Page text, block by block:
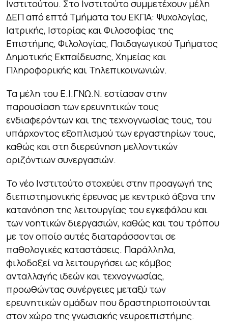
Ινστιτούτου. Στο Ινστιτούτο συμμετέχουν μέλη
ΔΕΠ από επτά Τμήματα του ΕΚΠΑ: Ψυχολογίας,
Ιατρικής, Ιστορίας και Φιλοσοφίας της
Επιστήμης, Φιλολογίας, Παιδαγωγικού Τμήματος
Δημοτικής Εκπαίδευσης, Χημείας και
Πληροφορικής και Τηλεπικοινωνιών.
Τα μέλη του Ε.Ι.ΓΝΩ.Ν. εστίασαν στην
παρουσίαση των ερευνητικών τους
ενδιαφερόντων και της τεχνογνωσίας τους, του
υπάρχοντος εξοπλισμού των εργαστηρίων τους,
καθώς και στη διερεύνηση μελλοντικών
οριζόντιων συνεργασιών.
Το νέο Ινστιτούτο στοχεύει στην προαγωγή της
διεπιστημονικής έρευνας με κεντρικό άξονα την
κατανόηση της λειτουργίας του εγκεφάλου και
των νοητικών διεργασιών, καθώς και του τρόπου
με τον οποίο αυτές διαταράσσονται σε
παθολογικές καταστάσεις. Παράλληλα,
φιλοδοξεί να λειτουργήσει ως κόμβος
ανταλλαγής ιδεών και τεχνογνωσίας,
προωθώντας συνέργειες μεταξύ των
ερευνητικών ομάδων που δραστηριοποιούνται
στον χώρο της γνωσιακής νευροεπιστήμης.